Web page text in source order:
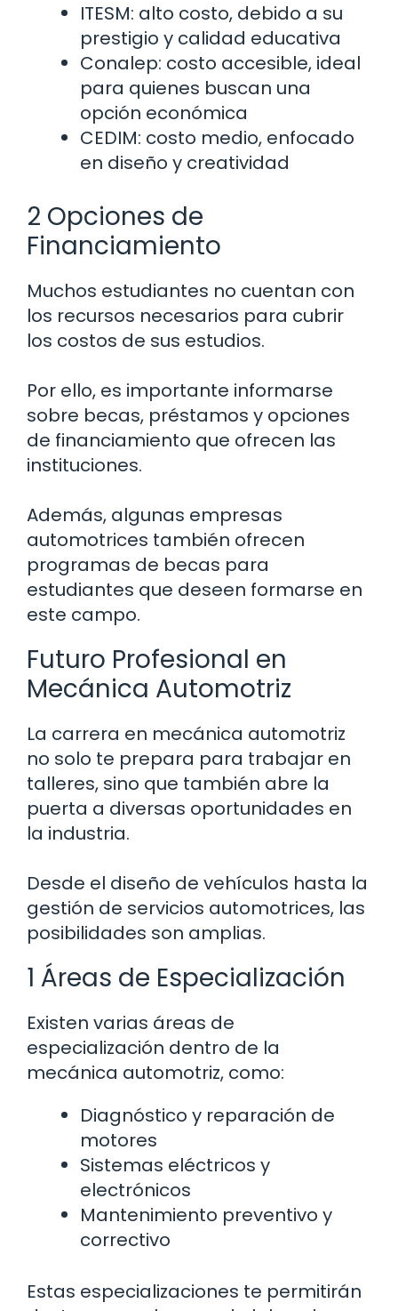
ITESM: alto costo, debido a su
prestigio y calidad educativa
Conalep: costo accesible, ideal
para quienes buscan una
opción económica
CEDIM: costo medio, enfocado
en diseño y creatividad
2 Opciones de
Financiamiento
Muchos estudiantes no cuentan con
los recursos necesarios para cubrir
los costos de sus estudios.
Por ello, es importante informarse
sobre becas, préstamos y opciones
de financiamiento que ofrecen las
instituciones.
Además, algunas empresas
automotrices también ofrecen
programas de becas para
estudiantes que deseen formarse en
este campo.
Futuro Profesional en
Mecánica Automotriz
La carrera en mecánica automotriz
no solo te prepara para trabajar en
talleres, sino que también abre la
puerta a diversas oportunidades en
la industria.
Desde el diseño de vehículos hasta la
gestión de servicios automotrices, las
posibilidades son amplias.
1 Áreas de Especialización
Existen varias áreas de
especialización dentro de la
mecánica automotriz, como:
Diagnóstico y reparación de
motores
Sistemas eléctricos y
electrónicos
Mantenimiento preventivo y
correctivo
Estas especializaciones te permitirán